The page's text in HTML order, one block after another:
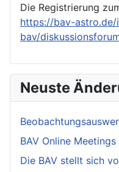
Die Registrierung
https://bav-
bav/
Neuste
BAV Online Meetings
Die BAV stellt sich